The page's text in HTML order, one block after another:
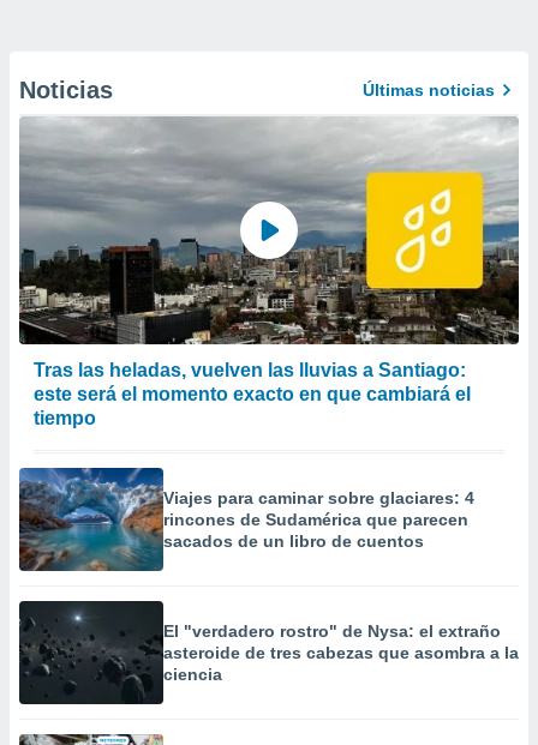
Noticias Últimas noticias
Tras las heladas, vuelven las lluvias a Santiago:
este será el momento exacto en que cambiará el
tiempo
Viajes para caminar sobre glaciares: 4
rincones de Sudamérica que parecen
sacados de un libro de cuentos
El "verdadero rostro" de Nysa: el extraño
asteroide de tres cabezas que asombra a la
ciencia